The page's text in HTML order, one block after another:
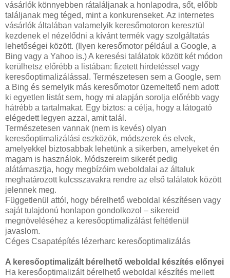
vásárlók könnyebben rátaláljanak a honlapodra, sőt, előbb
találjanak meg téged, mint a konkurenseket. Az internetes
vásárlók általában valamelyik keresőmotoron keresztül
kezdenek el nézelődni a kívánt termék vagy szolgáltatás
lehetőségei között. (Ilyen keresőmotor például a Google, a
Bing vagy a Yahoo is.) A keresési találatok között két módon
kerülhetsz előrébb a listában: fizetett hirdetéssel vagy
keresőoptimalizálással. Természetesen sem a Google, sem
a Bing és semelyik más keresőmotor üzemeltető nem adott
ki egyetlen listát sem, hogy mi alapján sorolja előrébb vagy
hátrébb a tartalmakat. Egy biztos: a célja, hogy a látogató
elégedett legyen azzal, amit talál.
Természetesen vannak (nem is kevés) olyan
keresőoptimalizálási eszközök, módszerek és elvek,
amelyekkel biztosabbak lehetünk a sikerben, amelyeket én
magam is használok. Módszereim sikerét pedig
alátámasztja, hogy megbízóim weboldalai az általuk
meghatározott kulcsszavakra rendre az első találatok között
jelennek meg.
Függetlenül attól, hogy bérelhető weboldal készítésen vagy
saját tulajdonú honlapon gondolkozol – sikereid
megnöveléséhez a keresőoptimalizálást feltétlenül
javaslom.
Céges Csapatépítés lézerharc keresőoptimalizálás
A keresőoptimalizált bérelhető weboldal készítés előnyei
Ha keresőoptimalizált bérelhető weboldal készítés mellett